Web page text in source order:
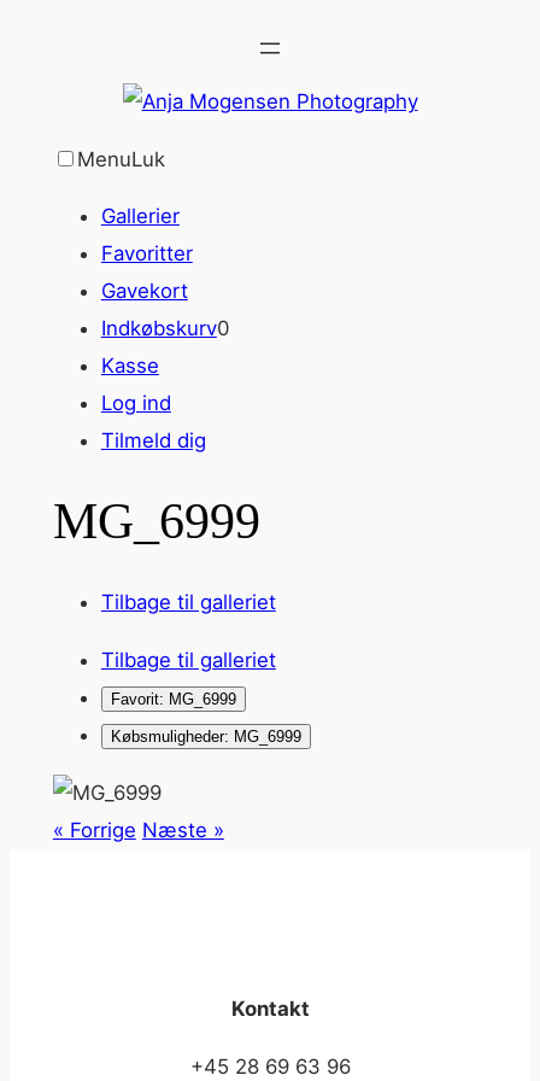
MenuLuk
Gallerier
Favoritter
Gavekort
Indkøbskurv0
Kasse
Log ind
Tilmeld dig
MG_6999
Tilbage til galleriet
Tilbage til galleriet
Favorit: MG_6999
Købsmuligheder: MG_6999
« Forrige Næste »
Kontakt
+45 28 69 63 96